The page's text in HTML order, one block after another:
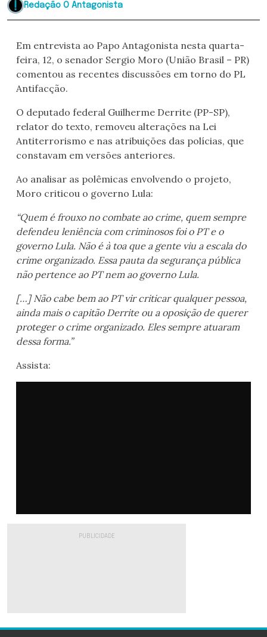
Redação O Antagonista
Em entrevista ao Papo Antagonista nesta quarta-
feira, 12, o senador Sergio Moro (União Brasil – PR)
comentou as recentes discussões em torno do PL
Antifacção.
O deputado federal Guilherme Derrite (PP-SP),
relator do texto, removeu alterações na Lei
Antiterrorismo e nas atribuições das polícias, que
constavam em versões anteriores.
Ao analisar as polêmicas envolvendo o projeto,
Moro criticou o governo Lula:
“Quem é frouxo no combate ao crime, quem sempre
defendeu leniência com criminosos foi o PT e o
governo Lula. Não é à toa que a gente viu a escala do
crime organizado. Essa pauta da segurança pública
não pertence ao PT nem ao governo Lula.
[…] Não cabe bem ao PT vir criticar qualquer pessoa,
ainda mais o capitão Derrite ou a oposição de querer
proteger o crime organizado. Eles sempre atuaram
dessa forma.”
Assista: